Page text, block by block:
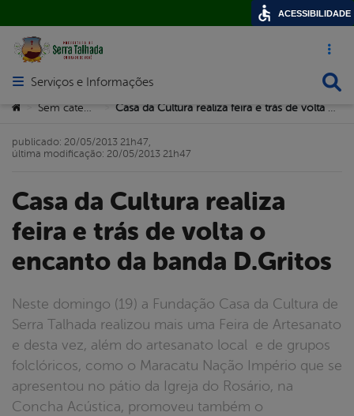
Acesso
Abrir menu principal de navegação
Serviços e Informações
Você está aqui:
> >
Casa da Cultura realiza
feira e trás de volta o
encanto da banda D.Gritos
Neste domingo (19) a Fundação Casa da Cultura de
Serra Talhada realizou mais uma Feira de Artesanato
e desta vez, além do artesanato local e de grupos
folclóricos, como o Maracatu Nação Império que se
apresentou no pátio da Igreja do Rosário, na
Concha Acústica, promoveu também o
publicado: 20/05/2013 21h47,
última modificação: 20/05/2013 21h47
ACESSIBILIDADE